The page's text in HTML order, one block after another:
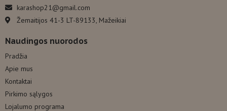
karashop21@gmail.com
Žemaitijos 41-3 LT-89133, Mažeikiai
Naudingos nuorodos
Pradžia
Apie mus
Kontaktai
Pirkimo sąlygos
Lojalumo programa